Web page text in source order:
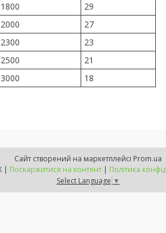
1800
29
2000
27
2300
23
2500
21
3000 18
Сайт створений на маркетплейсі Prom.ua
VENTLUX | Поскаржитися на контент | Політика
Select Language ▼